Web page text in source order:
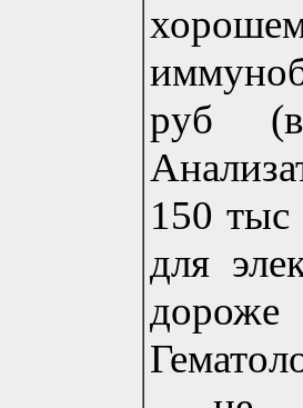
руб
150 тыс
для